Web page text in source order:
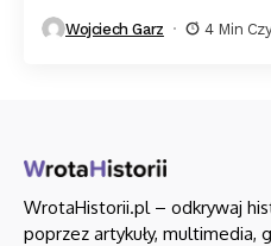
Wojciech Garz 4 Min
WrotaHistorii.pl – odkrywaj
poprzez artykuły, multimedia,